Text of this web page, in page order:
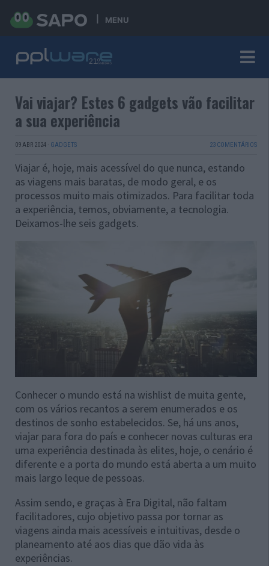
MENU
Vai viajar? Estes 6 gadgets vão facilitar
a sua experiência
09 ABR 2024 · GADGETS 23 COMENTÁRIOS
Viajar é, hoje, mais acessível do que nunca, estando
as viagens mais baratas, de modo geral, e os
processos muito mais otimizados. Para facilitar toda
a experiência, temos, obviamente, a tecnologia.
Deixamos-lhe seis gadgets.
Conhecer o mundo está na wishlist de muita gente,
com os vários recantos a serem enumerados e os
destinos de sonho estabelecidos. Se, há uns anos,
viajar para fora do país e conhecer novas culturas era
uma experiência destinada às elites, hoje, o cenário é
diferente e a porta do mundo está aberta a um muito
mais largo leque de pessoas.
Assim sendo, e graças à Era Digital, não faltam
facilitadores, cujo objetivo passa por tornar as
viagens ainda mais acessíveis e intuitivas, desde o
planeamento até aos dias que dão vida às
experiências.